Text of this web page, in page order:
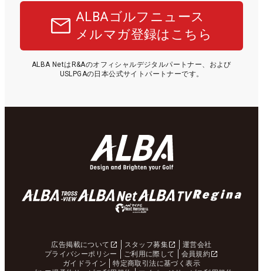
ALBAゴルフニュース
メルマガ登録はこちら
ALBA NetはR&Aのオフィシャルデジタルパートナー、および
USLPGAの日本公式サイトパートナーです。
広告掲載について スタッフ募集
運営会社
プライバシーポリシー
ご利用に際して
会員規約
ガイドライン
特定商取引法に基づく表示